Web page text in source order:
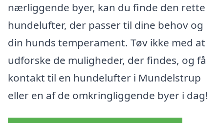
nærliggende byer, kan du finde den rette
hundelufter, der passer til dine behov og
din hunds temperament. Tøv ikke med at
udforske de muligheder, der findes, og få
kontakt til en hundelufter i Mundelstrup
eller en af de omkringliggende byer i dag!